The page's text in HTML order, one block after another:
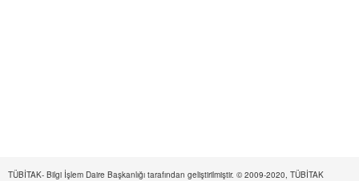
TÜBİTAK- Bilgi İşlem Daire Başkanlığı tarafından geliştirilmiştir. © 2009-2020, TÜBİTAK